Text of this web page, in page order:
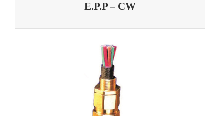
E.P.P – CW